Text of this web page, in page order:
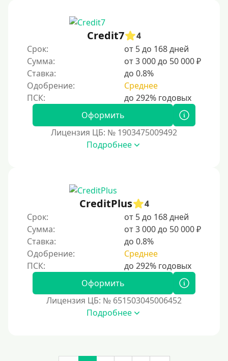
С помощью платформы Контакт (Contact)
С помощью системы быстрых платежей (СБП)
Способы получения
Без активации сервиса
Без участия банков
На сберкнижку
Без посещения офиса
В ломбарде
Роботы займов
Перевод средств на карту через Telegram
Бесплатное использование без списания средств с
карты.
Денежным переводом
На Яндекс Деньги
Credit7
4
Срок:
от 5 до 168 дней
Сумма:
от 3 000 до 50 000 ₽
Ставка:
до 0.8%
Одобрение:
Среднее
Оформить
Лицензия ЦБ: № 1903475009492
Подробнее
CreditPlus
4
Срок:
от 5 до 168 дней
Сумма:
от 3 000 до 50 000 ₽
Ставка:
до 0.8%
Одобрение:
Среднее
Оформить
Лицензия ЦБ: № 651503045006452
Подробнее